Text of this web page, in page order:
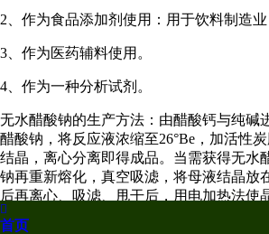
2、作为食品添加剂使用：用于饮料制造业
3、作为医药辅料使用。
4、作为一种分析试剂。
无水醋酸钠的生产方法：由醋酸钙与纯碱
醋酸钠，将反应液浓缩至26°Be，加活性
结晶，离心分离即得成品。当需获得无水
钠再重新熔化，真空吸滤，将母液结晶放
后再离心、吸滤、甩干后，用电加热法使
无水品。也可用醋酸和苛性钠直接反应生

首页